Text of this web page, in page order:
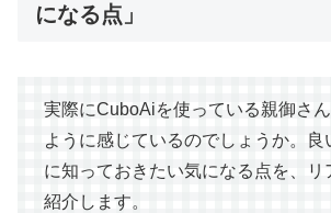
になる点」
実際にCuboAiを使っている親御さ
ように感じているのでしょうか。良
に知っておきたい気になる点を、リ
紹介します。